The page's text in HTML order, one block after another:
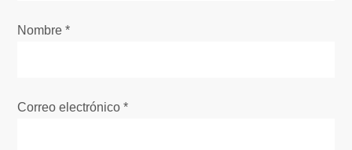
e
t
Nombre*
Correo electrónico*